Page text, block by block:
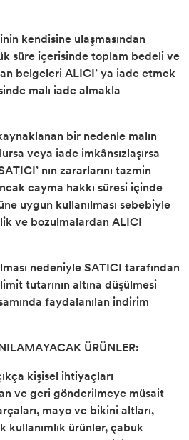
kendisine ulaşmasından
süre içerisinde toplam bedeli ve
belgeleri ALICI’ ya iade etmek
malı iade almakla
bir nedenle malın
veya iade imkânsızlaşırsa
nın zararlarını tazmin
cayma hakkı süresi içinde
uygun kullanılması sebebiyle
ve bozulmalardan ALICI
nedeniyle SATICI tarafından
tutarının altına düşülmesi
faydalanılan indirim
ÜRÜNLER:
kişisel ihtiyaçları
ve geri gönderilmeye müsait
mayo ve bikini altları,
kullanımlık ürünler, çabuk